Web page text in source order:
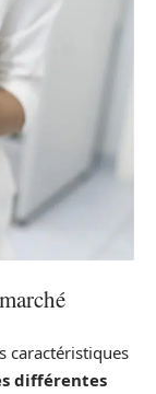
caractéristiques
différentes